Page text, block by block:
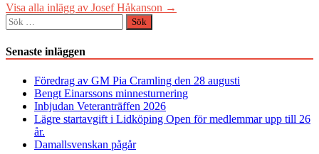
Visa alla inlägg av Josef Håkanson →
Sök
efter:
Senaste inläggen
Föredrag av GM Pia Cramling den 28 augusti
Bengt Einarssons minnesturnering
Inbjudan Veteranträffen 2026
Lägre startavgift i Lidköping Open för medlemmar upp till 26
år.
Damallsvenskan pågår